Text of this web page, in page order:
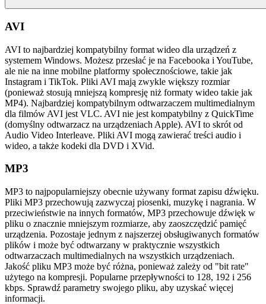
AVI
AVI to najbardziej kompatybilny format wideo dla urządzeń z
systemem Windows. Możesz przesłać je na Facebooka i YouTube,
ale nie na inne mobilne platformy społecznościowe, takie jak
Instagram i TikTok. Pliki AVI mają zwykle większy rozmiar
(ponieważ stosują mniejszą kompresję niż formaty wideo takie jak
MP4). Najbardziej kompatybilnym odtwarzaczem multimedialnym
dla filmów AVI jest VLC. AVI nie jest kompatybilny z QuickTime
(domyślny odtwarzacz na urządzeniach Apple). AVI to skrót od
Audio Video Interleave. Pliki AVI mogą zawierać treści audio i
wideo, a także kodeki dla DVD i XVid.
MP3
MP3 to najpopularniejszy obecnie używany format zapisu dźwięku.
Pliki MP3 przechowują zazwyczaj piosenki, muzykę i nagrania. W
przeciwieństwie na innych formatów, MP3 przechowuje dźwięk w
pliku o znacznie mniejszym rozmiarze, aby zaoszczędzić pamięć
urządzenia. Pozostaje jednym z najszerzej obsługiwanych formatów
plików i może być odtwarzany w praktycznie wszystkich
odtwarzaczach multimedialnych na wszystkich urządzeniach.
Jakość pliku MP3 może być różna, ponieważ zależy od "bit rate"
użytego na kompresji. Popularne przepływności to 128, 192 i 256
kbps. Sprawdź parametry swojego pliku, aby uzyskać więcej
informacji.